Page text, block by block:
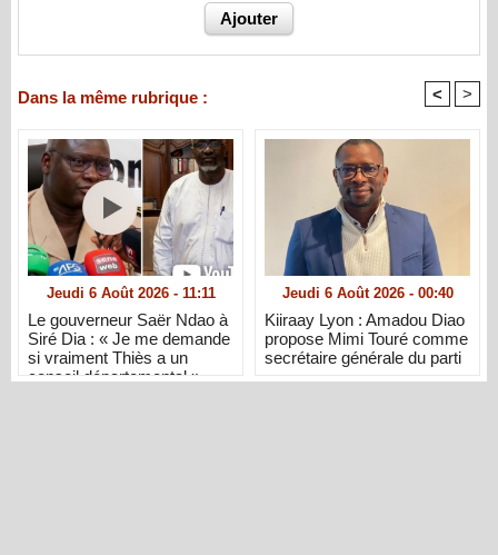
Dans la même rubrique : < >
Jeudi 6 Août 2026 - 11:11
Le gouverneur Saër Ndao à
Siré Dia : « Je me demande
si vraiment Thiès a un
conseil départemental »
Jeudi 6 Août 2026 - 00:40
Kiiraay Lyon : Amadou Diao
propose Mimi Touré comme
secrétaire générale du parti